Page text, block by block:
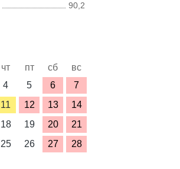
90,2
чт пт сб
вс
4 5 6
7
11 12 13
14
18 19 20
21
25 26 27
28